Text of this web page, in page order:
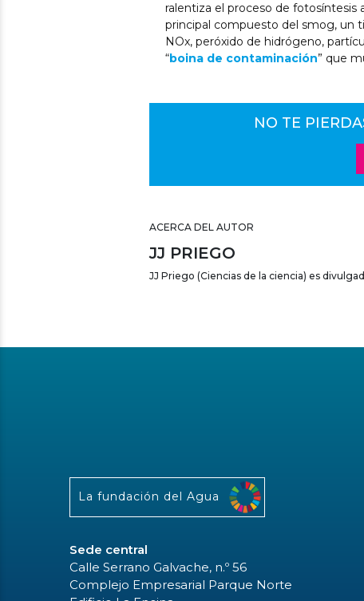
ralentiza el proceso de fotosíntesis
principal compuesto del smog, un
NOx, peróxido de hidrógeno,
“boina de contaminación” que
NO TE
ACERCA DEL AUTOR
JJ PRIEGO
JJ Priego (Ciencias de la ciencia) es
La fundación del Agua
Sede central
Calle Serrano Galvache, n.º 56
Complejo Empresarial Parque Norte